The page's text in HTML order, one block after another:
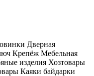
Дверная
Крепёж Мебельная
изделия Хозтовары
Каяки байдарки